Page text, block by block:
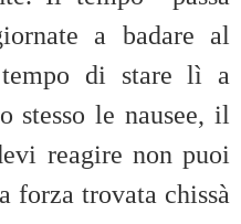
a badare al
di stare lì a
stesso le nausee, il
reagire non puoi
trovata chissà